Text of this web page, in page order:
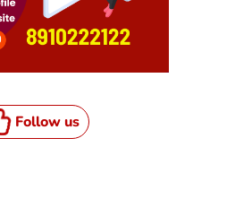
Follow us